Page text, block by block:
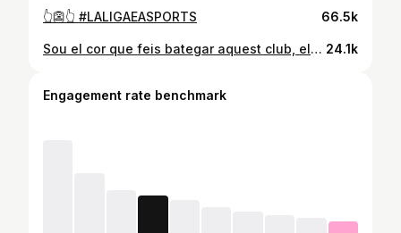
👆👺👆 #LALIGAEASPORTS 66.5k
Sou el cor que feis bategar aquest club, els que ens fa posar el pèls de punta a les grans fites i no tans grans. Aquesta l’ hem perduda, però jo em sent campió amb tot el que vaig viure dissabte al vostre costat, com un més. Encara que estigueu cabrejats responeu, encara que sigui difícil el camí per arribar on heu d’arribar, arribau. Sou lo més gran que té aquest club. Mai vos podre agraïr lo que feis per el club, per nosaltres i personalment amb jo. No sé que dir, no tenc paraules, això no es paga amb res que vos podeu imaginar. Eternament agraït i no ho oblideu mai però mai, moriré al vostre costat sempre. Sou els millors i sí, vos estim amb bogeria. Visca el mallorca ara i sempre. 24.1k
Engagement rate benchmark